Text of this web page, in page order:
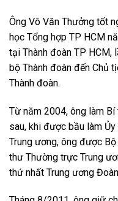
Ông Võ Văn Thưởng tốt
học Tổng hợp TP HCM
tại Thành đoàn TP
bộ Thành đoàn đến Chủ
Thành đoàn.
Từ năm 2004, ông làm
sau, khi được bầu làm
Trung ương, ông được
thư Thường trực Trung
thứ nhất Trung ương